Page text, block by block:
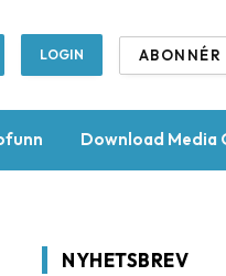
LOGIN ABONNÉR
Download Media
NYHETSBREV